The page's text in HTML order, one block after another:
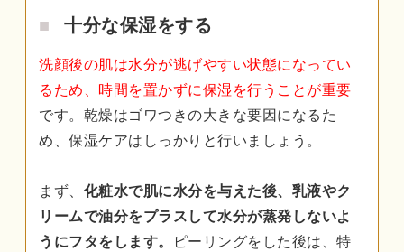
十分な保湿をする
洗顔後の肌は水分が逃げやすい状態になってい
るため、時間を置かずに保湿を行うことが重要
です。乾燥はゴワつきの大きな要因になるた
め、保湿ケアはしっかりと行いましょう。
まず、 化粧水で肌に水分を与えた後、乳液やク
リームで油分をプラスして水分が蒸発しないよ
うにフタをします。
ピーリングをした後は、特